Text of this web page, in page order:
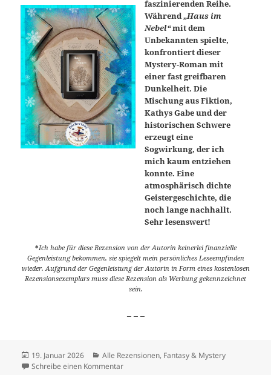
faszinierenden Reihe.
Während„Haus im
Nebel“mit dem
Unbekannten spielte,
konfrontiert dieser
Mystery-Roman mit
einer fast greifbaren
Dunkelheit. Die
Mischung aus Fiktion,
Kathys Gabe und der
historischen Schwere
erzeugt eine
Sogwirkung, der ich
mich kaum entziehen
konnte. Eine
atmosphärisch dichte
Geistergeschichte, die
noch lange nachhallt.
Sehr lesenswert!
*Ich habe für diese Rezension von der Autorin keinerlei finanzielle
Gegenleistung bekommen, sie spiegelt mein persönliches Leseempfinden
wieder. Aufgrund der Gegenleistung der Autorin in Form eines kostenlosen
Rezensionsexemplars muss diese Rezension als Werbung gekennzeichnet
sein.
Veröffentlicht
am
19. Januar 2026 Kategorien
Alle Rezensionen, Fantasy & Mystery
Schreibe einen Kommentarzu „Haus im Schnee (Kathy O’Banion